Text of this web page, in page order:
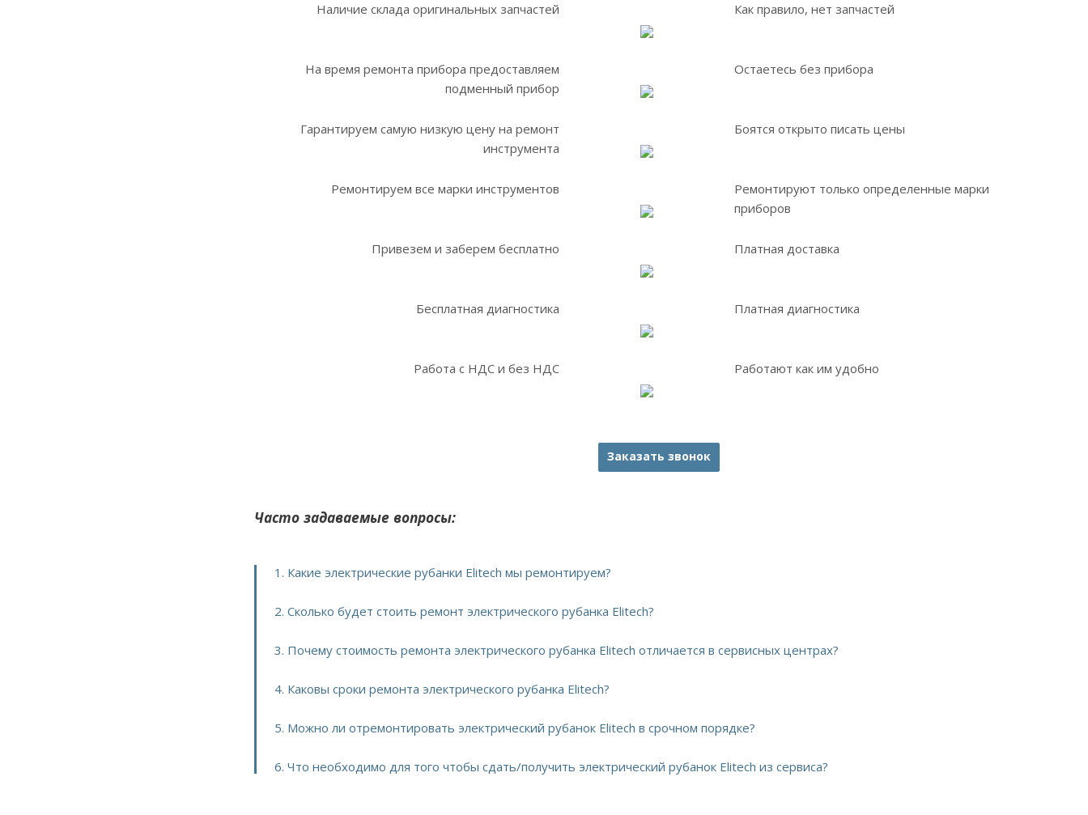
Наличие склада оригинальных запчастей
На время ремонта прибора предоставляем
подменный прибор
Гарантируем самую низкую цену на ремонт
инструмента
Ремонтируем все марки инструментов
Привезем и заберем бесплатно
Бесплатная диагностика
Работа с НДС и без НДС
Как правило, нет запчастей
Остаетесь без прибора
Боятся открыто писать цены
Ремонтируют только определенные марки
приборов
Платная доставка
Платная диагностика
Работают как им удобно
Заказать звонок
Часто задаваемые вопросы:
1. Какие электрические рубанки Elitech мы ремонтируем?
2. Сколько будет стоить ремонт электрического рубанка Elitech?
3. Почему стоимость ремонта электрического рубанка Elitech отличается в сервисных центрах?
4. Каковы сроки ремонта электрического рубанка Elitech?
5. Можно ли отремонтировать электрический рубанок Elitech в срочном порядке?
6. Что необходимо для того чтобы сдать/получить электрический рубанок Elitech из сервиса?